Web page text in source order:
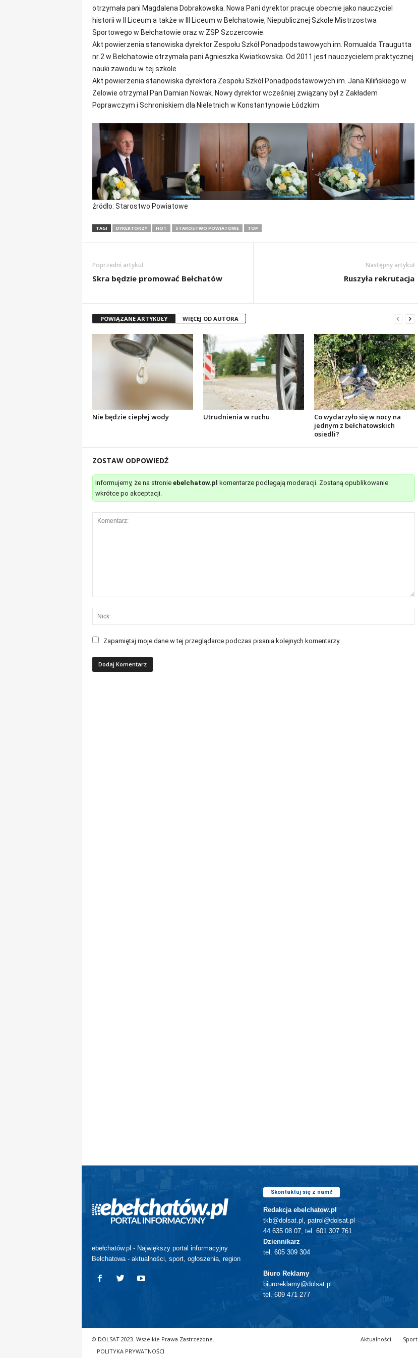
otrzymała pani Magdalena Dobrakowska. Nowa Pani dyrektor pracuje obecnie jako nauczyciel
historii w II Liceum a także w III Liceum w Bełchatowie, Niepublicznej Szkole Mistrzostwa
Sportowego w Bełchatowie oraz w ZSP Szczercowie.
Akt powierzenia stanowiska dyrektor Zespołu Szkół Ponadpodstawowych im. Romualda Traugutta
nr 2 w Bełchatowie otrzymała pani Agnieszka Kwiatkowska. Od 2011 jest nauczycielem praktycznej
nauki zawodu w tej szkole.
Akt powierzenia stanowiska dyrektora Zespołu Szkół Ponadpodstawowych im. Jana Kilińskiego w
Zelowie otrzymał Pan Damian Nowak. Nowy dyrektor wcześniej związany był z Zakładem
Poprawczym i Schroniskiem dla Nieletnich w Konstantynowie Łódzkim
źródło: Starostwo Powiatowe
TAGI DYREKTORZY HOT STAROSTWO POWIATOWE TOP
Poprzedni artykuł
Skra będzie promować Bełchatów
Następny artykuł
Ruszyła rekrutacja
POWIĄZANE ARTYKUŁY WIĘCEJ OD AUTORA
Nie będzie ciepłej wody Utrudnienia w ruchu
Co wydarzyło się w nocy na
jednym z bełchatowskich
osiedli?
ZOSTAW ODPOWIEDŹ
Informujemy, że na stronie ebelchatow.pl
komentarze podlegają moderacji. Zostaną opublikowanie
wkrótce po akceptacji.
Zapamiętaj moje dane w tej przeglądarce podczas pisania kolejnych komentarzy.
ebełchatów.pl - Największy portal informacyjny
Bełchatowa - aktualności, sport, ogłoszenia, region
Skontaktuj się z nami!
Redakcja ebelchatow.pl
tkb@dolsat.pl, patrol@dolsat.pl
44 635 08 07, tel. 601 307 761
Dziennikarz
tel. 605 309 304
Biuro Reklamy
biuroreklamy@dolsat.pl
tel. 609 471 277
Aktualności Sport
© DOLSAT 2023. Wszelkie Prawa Zastrzeżone.
POLITYKA PRYWATNOŚCI